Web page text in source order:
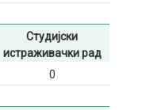
Студијски
истраживачки рад
0